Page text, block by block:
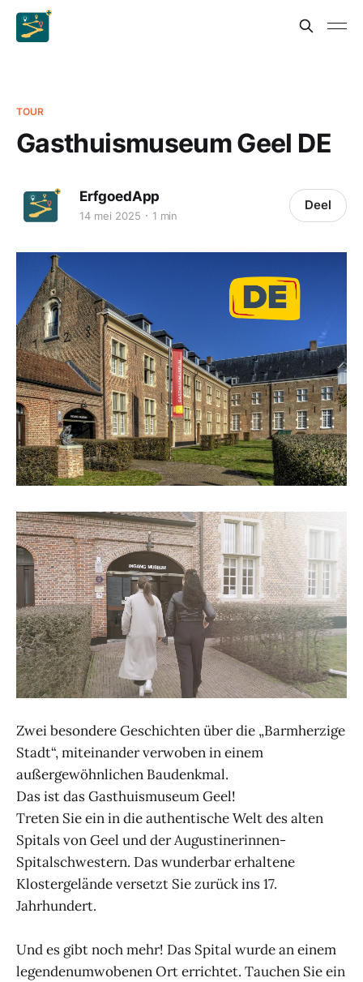
TOUR
Gasthuismuseum Geel DE
ErfgoedApp
14 mei 2025 1 min
Deel
Zwei besondere Geschichten über die „Barmherzige
Stadt“, miteinander verwoben in einem
außergewöhnlichen Baudenkmal.
Das ist das Gasthuismuseum Geel!
Treten Sie ein in die authentische Welt des alten
Spitals von Geel und der Augustinerinnen-
Spitalschwestern. Das wunderbar erhaltene
Klostergelände versetzt Sie zurück ins 17.
Jahrhundert.
Und es gibt noch mehr! Das Spital wurde an einem
legendenumwobenen Ort errichtet. Tauchen Sie ein